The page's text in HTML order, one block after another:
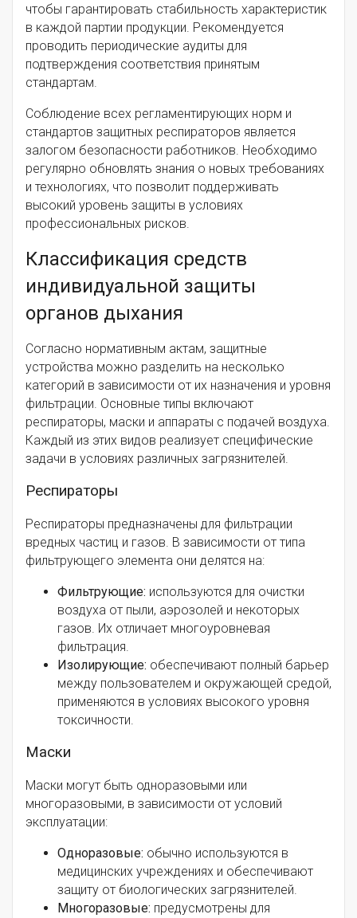
чтобы гарантировать стабильность характеристик
в каждой партии продукции. Рекомендуется
проводить периодические аудиты для
подтверждения соответствия принятым
стандартам.
Соблюдение всех регламентирующих норм и
стандартов защитных респираторов является
залогом безопасности работников. Необходимо
регулярно обновлять знания о новых требованиях
и технологиях, что позволит поддерживать
высокий уровень защиты в условиях
профессиональных рисков.
Классификация средств
индивидуальной защиты
органов дыхания
Согласно нормативным актам, защитные
устройства можно разделить на несколько
категорий в зависимости от их назначения и уровня
фильтрации. Основные типы включают
респираторы, маски и аппараты с подачей воздуха.
Каждый из этих видов реализует специфические
задачи в условиях различных загрязнителей.
Респираторы
Респираторы предназначены для фильтрации
вредных частиц и газов. В зависимости от типа
фильтрующего элемента они делятся на:
Фильтрующие: используются для очистки
воздуха от пыли, аэрозолей и некоторых
газов. Их отличает многоуровневая
фильтрация.
Изолирующие: обеспечивают полный барьер
между пользователем и окружающей средой,
применяются в условиях высокого уровня
токсичности.
Маски
Маски могут быть одноразовыми или
многоразовыми, в зависимости от условий
эксплуатации:
Одноразовые: обычно используются в
медицинских учреждениях и обеспечивают
защиту от биологических загрязнителей.
Многоразовые: предусмотрены для